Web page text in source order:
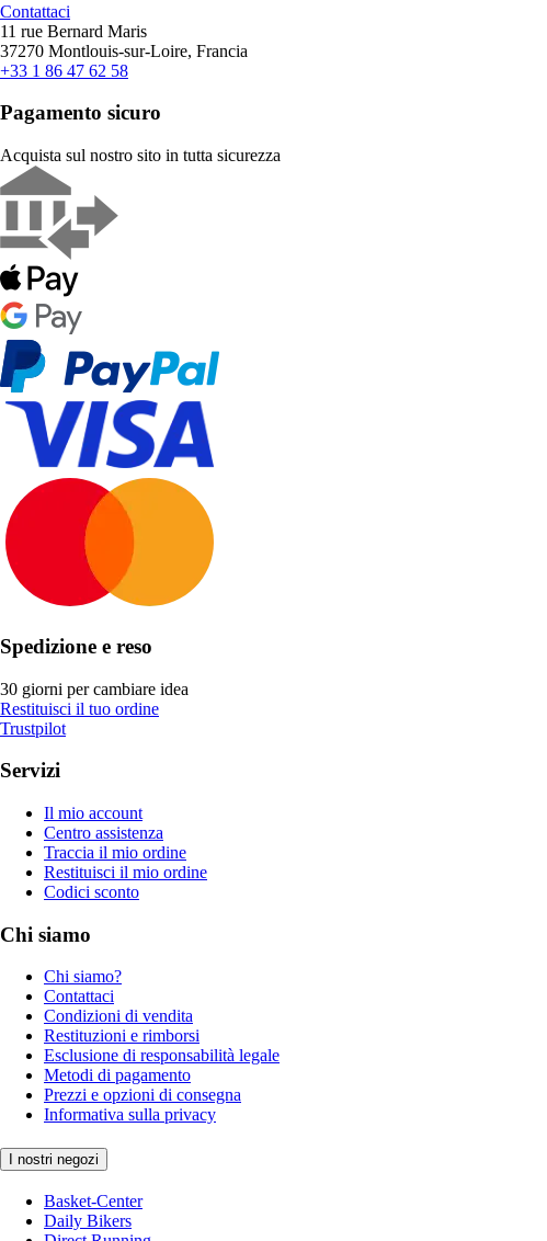
Contattaci
11 rue Bernard Maris
37270 Montlouis-sur-Loire, Francia
+33 1 86 47 62 58
Pagamento sicuro
Acquista sul nostro sito in tutta sicurezza
Spedizione e reso
30 giorni per cambiare idea
Restituisci il tuo ordine
Trustpilot
Servizi
Il mio account
Centro assistenza
Traccia il mio ordine
Restituisci il mio ordine
Codici sconto
Chi siamo
Chi siamo?
Contattaci
Condizioni di vendita
Restituzioni e rimborsi
Esclusione di responsabilità legale
Metodi di pagamento
Prezzi e opzioni di consegna
Informativa sulla privacy
I nostri negozi
Basket-Center
Daily Bikers